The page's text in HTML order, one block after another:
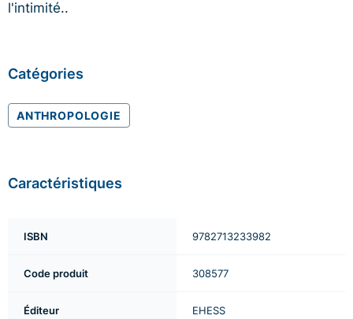
l'intimité..
Catégories
ANTHROPOLOGIE
Caractéristiques
ISBN 9782713233982
Code produit 308577
Éditeur EHESS